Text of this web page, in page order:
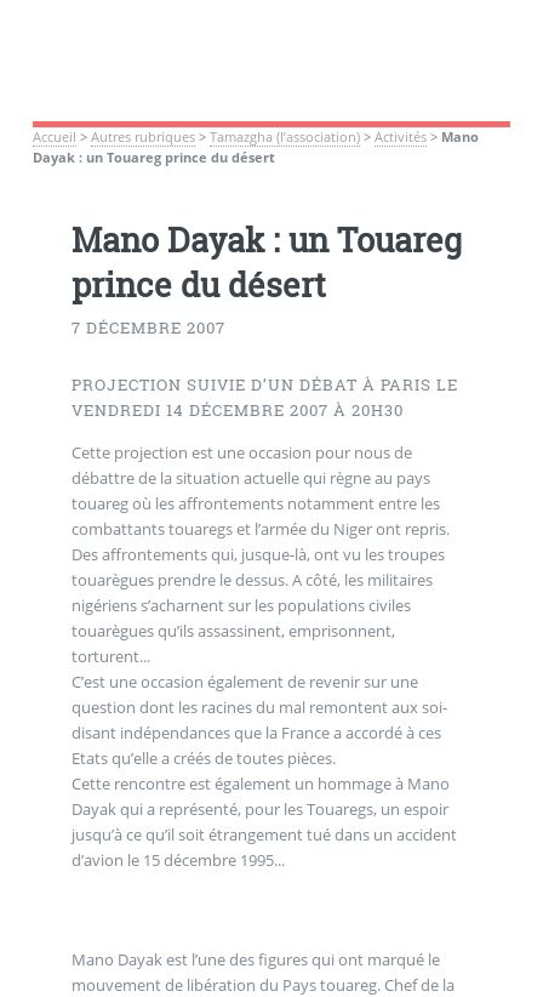
Accueil > Autres rubriques> Tamazgha (l’association)> Activités> Mano
Dayak : un Touareg prince du désert
Mano Dayak : un Touareg
prince du désert
7 DÉCEMBRE 2007
PROJECTION SUIVIE D’UN DÉBAT À PARIS LE
VENDREDI 14 DÉCEMBRE 2007 À 20H30
Cette projection est une occasion pour nous de
débattre de la situation actuelle qui règne au pays
touareg où les affrontements notamment entre les
combattants touaregs et l’armée du Niger ont repris.
Des affrontements qui, jusque-là, ont vu les troupes
touarègues prendre le dessus. A côté, les militaires
nigériens s’acharnent sur les populations civiles
touarègues qu’ils assassinent, emprisonnent,
torturent...
C’est une occasion également de revenir sur une
question dont les racines du mal remontent aux soi-
disant indépendances que la France a accordé à ces
Etats qu’elle a créés de toutes pièces.
Cette rencontre est également un hommage à Mano
Dayak qui a représenté, pour les Touaregs, un espoir
jusqu’à ce qu’il soit étrangement tué dans un accident
d’avion le 15 décembre 1995...
Mano Dayak est l’une des figures qui ont marqué le
mouvement de libération du Pays touareg. Chef de la